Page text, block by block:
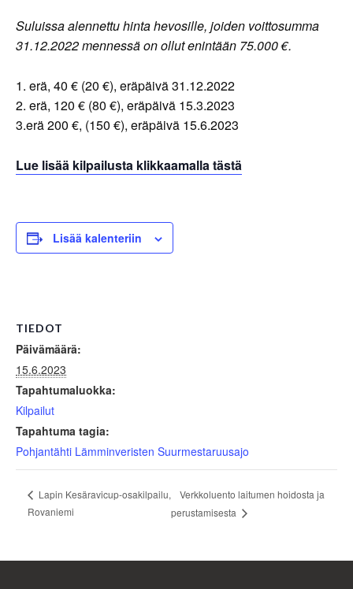
Suluissa alennettu hinta hevosille, joiden voittosumma
31.12.2022 mennessä on ollut enintään 75.000 €.
1. erä, 40 € (20 €), eräpäivä 31.12.2022
2. erä, 120 € (80 €), eräpäivä 15.3.2023
3.erä 200 €, (150 €), eräpäivä 15.6.2023
Lue lisää kilpailusta klikkaamalla tästä
Lisää kalenteriin
TIEDOT
Päivämäärä:
15.6.2023
Tapahtumaluokka:
Kilpailut
Tapahtuma tagia:
Pohjantähti Lämminveristen Suurmestaruusajo
Lapin Kesäravicup-osakilpailu,
Rovaniemi
Verkkoluento laitumen hoidosta ja
perustamisesta